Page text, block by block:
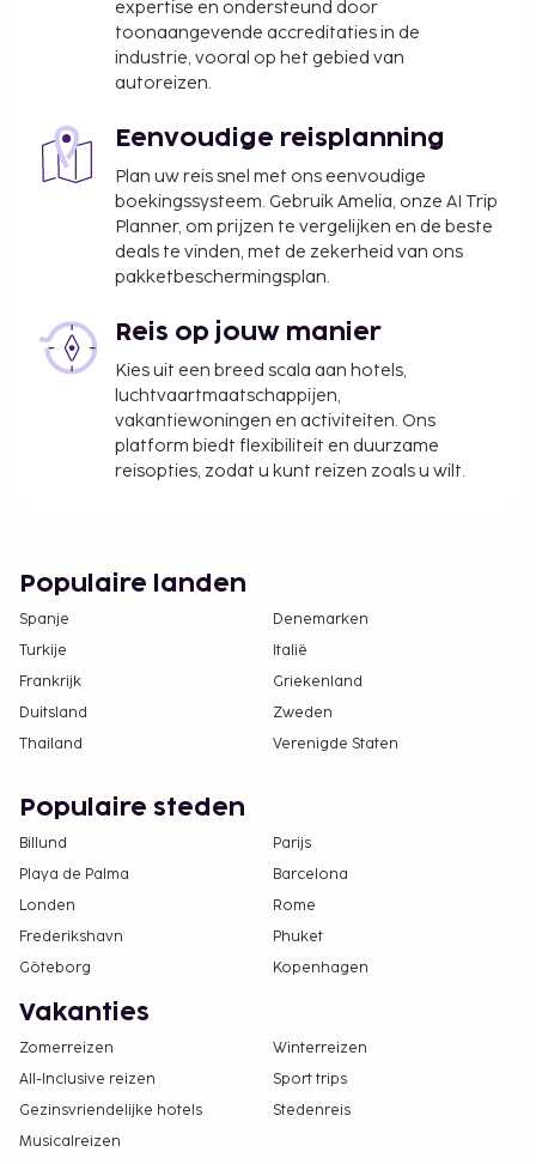
voor kinderen
Toeslag voor luchthavenshuttle: EUR 65 per
voertuig (passagierscapaciteit: 4)
Deze lijst is mogelijk niet volledig. Toeslagen en
borgsommen zijn mogelijk excl. btw en kunnen
wijzigen.
Je dient vooraf te reserveren voor
massagebehandelingen en spabehandelingen.
Reserveringen kun je voor je aankomt maken
gegevens in de boekingsbevestiging.
Alleen geregistreerde hotelgasten worden in de
kamers toegelaten.
Gasten kunnen overal contactloos betalen.
expertise en ondersteund door
toonaangevende accreditaties in de
industrie, vooral op het gebied van
autoreizen.
Eenvoudige reisplanning
Plan uw reis snel met ons eenvoudige
boekingssysteem. Gebruik Amelia, onze AI Trip
Planner, om prijzen te vergelijken en de beste
deals te vinden, met de zekerheid van ons
pakketbeschermingsplan.
Reis op jouw manier
Kies uit een breed scala aan hotels,
luchtvaartmaatschappijen,
vakantiewoningen en activiteiten. Ons
platform biedt flexibiliteit en duurzame
reisopties, zodat u kunt reizen zoals u wilt.
Populaire landen
Spanje
Denemarken
Turkije
Italië
Frankrijk
Griekenland
Duitsland
Zweden
Thailand
Verenigde Staten
Populaire steden
Billund
Parijs
Playa de Palma
Barcelona
Londen
Rome
Frederikshavn
Phuket
Göteborg
Kopenhagen
Vakanties
Zomerreizen
Winterreizen
All-Inclusive reizen
Sport trips
Gezinsvriendelijke hotels
Stedenreis
Musicalreizen